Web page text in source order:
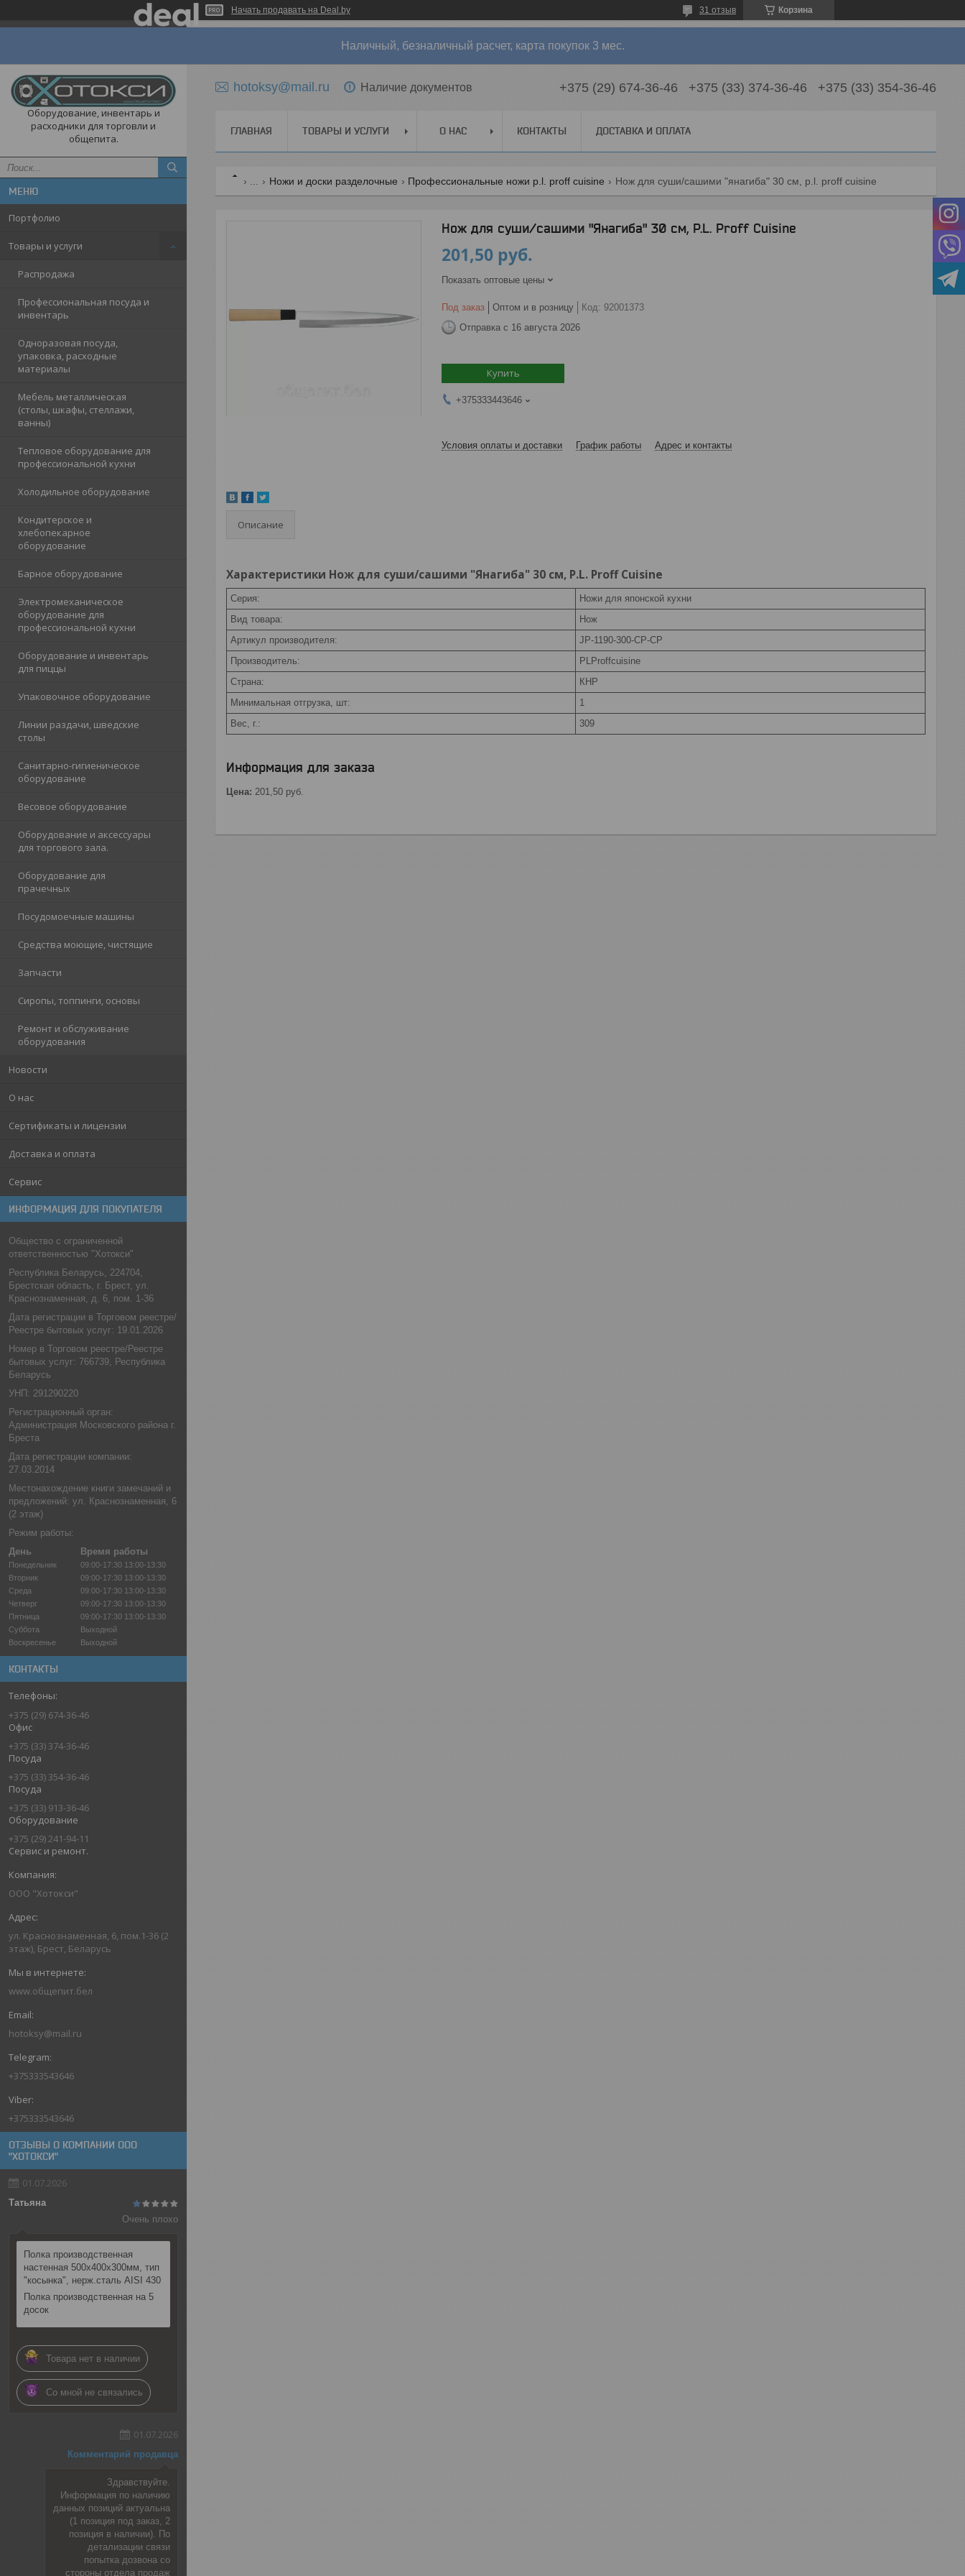
Начать продавать на Deal.by Корзина
31 отзыв
Наличный, безналичный расчет, карта покупок 3 мес.
Оборудование, инвентарь и
расходники для торговли и
общепита.
Портфолио
Товары и услуги
Распродажа
Профессиональная посуда и
инвентарь
Одноразовая посуда,
упаковка, расходные
материалы
Мебель металлическая
(столы, шкафы, стеллажи,
ванны)
Тепловое оборудование для
профессиональной кухни
Холодильное оборудование
Кондитерское и
хлебопекарное
оборудование
Барное оборудование
Электромеханическое
оборудование для
профессиональной кухни
Оборудование и инвентарь
для пиццы
Упаковочное оборудование
Линии раздачи, шведские
столы
Санитарно-гигиеническое
оборудование
Весовое оборудование
Оборудование и аксессуары
для торгового зала.
Оборудование для
прачечных
Посудомоечные машины
Средства моющие, чистящие
Запчасти
Сиропы, топпинги, основы
Ремонт и обслуживание
оборудования
Новости
О нас
Сертификаты и лицензии
Доставка и оплата
Сервис
ИНФОРМАЦИЯ ДЛЯ ПОКУПАТЕЛЯ
Общество с ограниченной
ответственностью "Хотокси"
Республика Беларусь, 224704,
Брестская область, г. Брест, ул.
Краснознаменная, д. 6, пом. 1-36
Дата регистрации в Торговом реестре/
Реестре бытовых услуг: 19.01.2026
Номер в Торговом реестре/Реестре
бытовых услуг: 766739, Республика
Беларусь
УНП: 291290220
Регистрационный орган:
Администрация Московского района г.
Бреста
Дата регистрации компании:
27.03.2014
Местонахождение книги замечаний и
предложений: ул. Краснознаменная, 6
(2 этаж)
Режим работы:
День
Время работы
Понедельник 09:00-17:30 13:00-13:30
Вторник
09:00-17:30 13:00-13:30
Среда
09:00-17:30 13:00-13:30
Четверг
09:00-17:30 13:00-13:30
Пятница
09:00-17:30 13:00-13:30
Суббота
Выходной
Воскресенье
Выходной
КОНТАКТЫ
+375 (29) 674-36-46
Офис
+375 (33) 374-36-46
Посуда
+375 (33) 354-36-46
Посуда
+375 (33) 913-36-46
Оборудование
+375 (29) 241-94-11
Сервис и ремонт.
ООО "Хотокси"
ул. Краснознаменная, 6, пом.1-36 (2
этаж), Брест, Беларусь
www.общепит.бел
hotoksy@mail.ru
+375333543646
+375333543646
ОТЗЫВЫ О КОМПАНИИ ООО
"ХОТОКСИ"
01.07.2026
Татьяна
Очень плохо
Полка производственная
настенная 500х400х300мм, тип
"косынка", нерж.сталь AISI 430
Полка производственная на 5
досок
Товара нет в наличии
Со мной не связались
01.07.2026
Комментарий продавца
Здравствуйте.
Информация по наличию
данных позиций актуальна
(1 позиция под заказ, 2
позиция в наличии). По
детализации связи
попытка дозвона со
стороны отдела продаж
hotoksy@mail.ru Наличие документов +375 (29) 674-36-46 +375 (33) 374-36-46 +375 (33) 354-36-46
ГЛАВНАЯ ТОВАРЫ И УСЛУГИ О НАС КОНТАКТЫ ДОСТАВКА И ОПЛАТА
Ножи и доски разделочные Профессиональные ножи p.l. proff cuisine Нож для суши/сашими "янагиба" 30 см, p.l. proff cuisine
Нож для суши/сашими "Янагиба" 30 см, P.L. Proff Cuisine
201,50 руб.
Показать оптовые цены
Под заказ Оптом и в розницу Код: 92001373
Отправка с 16 августа 2026
Купить
+375333443646
Условия оплаты и доставки График работы Адрес и контакты
Описание
Характеристики Нож для суши/сашими "Янагиба" 30 см, P.L. Proff Cuisine
Серия:
Ножи для японской кухни
Вид товара:
Нож
Артикул производителя:
JP-1190-300-CP-CP
Производитель:
PLProffcuisine
Страна:
КНР
Минимальная отгрузка, шт:
1
Вес, г.:
309
Информация для заказа
Цена: 201,50 руб.